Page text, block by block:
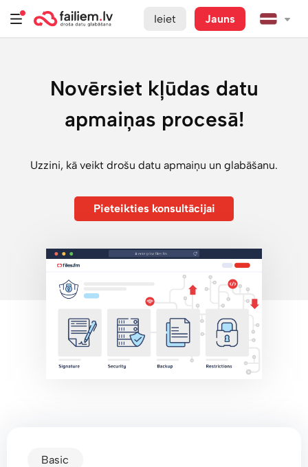
Ieiet Jauns
Novērsiet kļūdas datu
apmaiņas procesā!
Uzzini, kā veikt drošu datu apmaiņu un glabāšanu.
Pieteikties konsultācijai
Basic